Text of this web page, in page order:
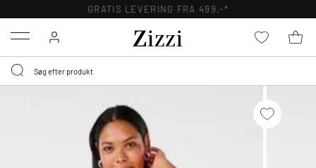
GRATIS LEVERING FRA 499,-*
Menu